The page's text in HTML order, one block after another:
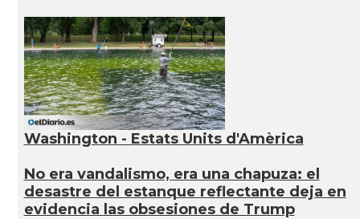
Washington - Estats Units d'Amèrica
No era vandalismo, era una chapuza: el
desastre del estanque reflectante deja en
evidencia las obsesiones de Trump